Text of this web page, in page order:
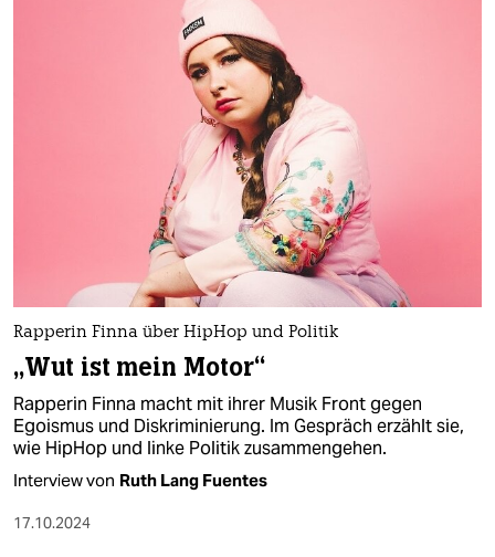
Rapperin Finna über HipHop und Politik
„Wut ist mein Motor“
Rapperin Finna macht mit ihrer Musik Front gegen
Egoismus und Diskriminierung. Im Gespräch erzählt sie,
wie HipHop und linke Politik zusammengehen.
Interview von Ruth Lang Fuentes
17.10.2024